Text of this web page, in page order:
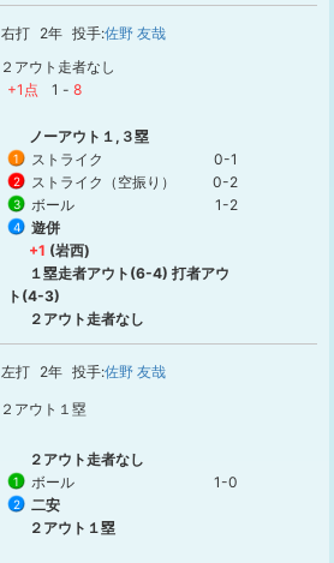
右打 2年 投手:佐野 友哉
２アウト走者なし
+1点
1 - 8
ノーアウト１,３塁
1 ストライク 0-1
2 ストライク（空振り） 0-2
3 ボール 1-2
4
遊併
+1 (岩西)
１塁走者アウト(6-4) 打者アウ
ト(4-3)
２アウト走者なし
左打 2年 投手:佐野 友哉
２アウト１塁
２アウト走者なし
1 ボール 1-0
2
二安
２アウト１塁